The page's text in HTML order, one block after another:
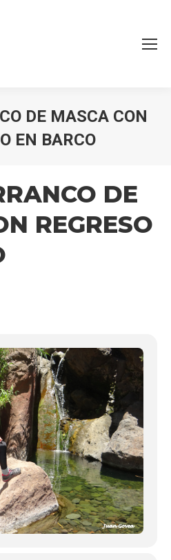
DE MASCA CON
EN BARCO
DE
REGRESO